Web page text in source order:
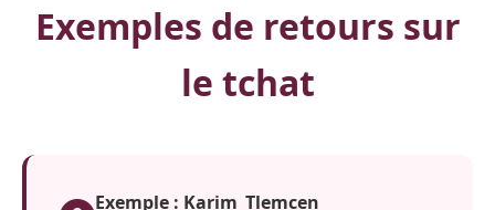
Exemples de retours sur
le tchat
Exemple : Karim_Tlemcen